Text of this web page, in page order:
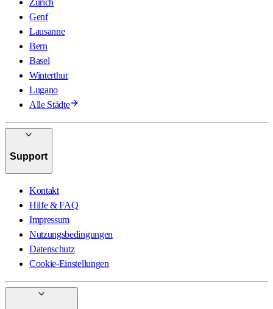
Zürich
Genf
Lausanne
Bern
Basel
Winterthur
Lugano
Alle Städte
Support
Kontakt
Hilfe & FAQ
Impressum
Nutzungsbedingungen
Datenschutz
Cookie-Einstellungen